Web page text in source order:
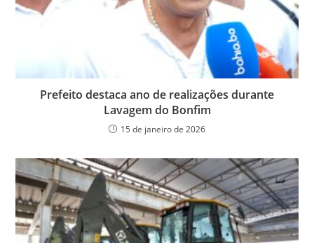
Prefeito destaca ano de realizações durante
Lavagem do Bonfim
15 de janeiro de 2026